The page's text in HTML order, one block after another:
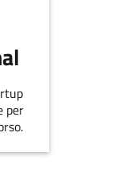
per